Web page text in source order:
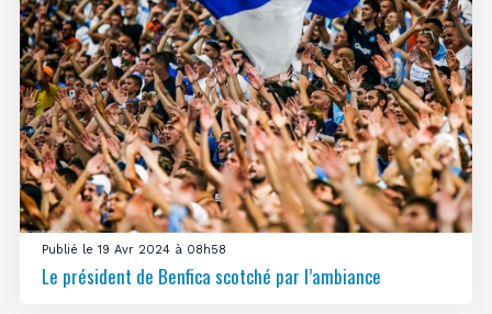
Publié le 19 Avr 2024 à 08h58
Le président de Benfica scotché par l’ambiance